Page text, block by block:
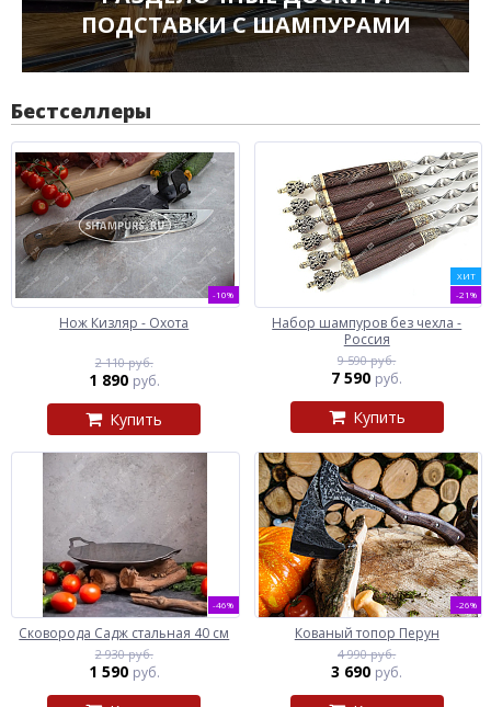
ПОДСТАВКИ С ШАМПУРАМИ
Бестселлеры
-10%
Нож Кизляр - Охота
2 110 руб.
1 890 руб.
Купить
ХИТ
-21%
Набор шампуров без чехла -
Россия
9 590 руб.
7 590 руб.
Купить
-46%
Сковорода Садж стальная 40 см
2 930 руб.
1 590 руб.
-26%
Кованый топор Перун
4 990 руб.
3 690 руб.